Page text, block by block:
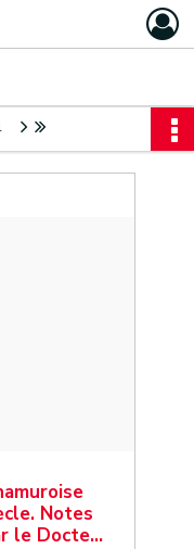
Notes
le Docte…